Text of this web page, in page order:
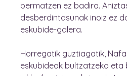
bermatzen ez badira.
desberdintasunak inoiz ez
eskubide-galera.
Horregatik guztiagatik,
eskubideak bultzatzeko eta